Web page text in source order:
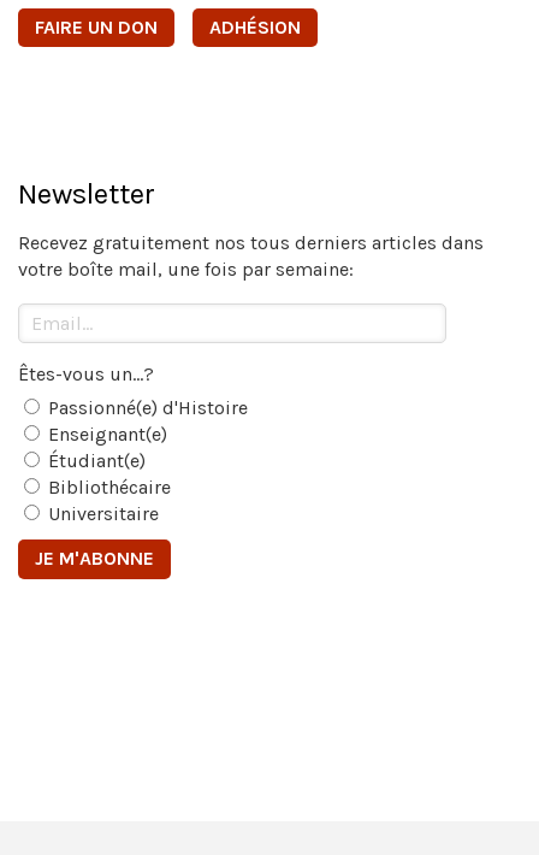
FAIRE UN DON ADHÉSION
Newsletter
Recevez gratuitement nos tous derniers articles dans
votre boîte mail, une fois par semaine:
Êtes-vous un...?
Passionné(e) d'Histoire
Enseignant(e)
Étudiant(e)
Bibliothécaire
Universitaire